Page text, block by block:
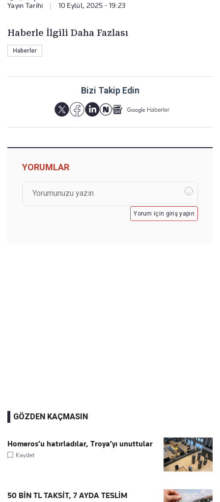
Yayın Tarihi 10 Eylül, 2025 - 19:23
Haberle İlgili Daha Fazlası
Haberler
Bizi Takip Edin
YORUMLAR
Yorum için giriş yapın
GÖZDEN KAÇMASIN
Homeros’u hatırladılar, Troya’yı unuttular
Kaydet
50 BİN TL TAKSİT, 7 AYDA TESLİM